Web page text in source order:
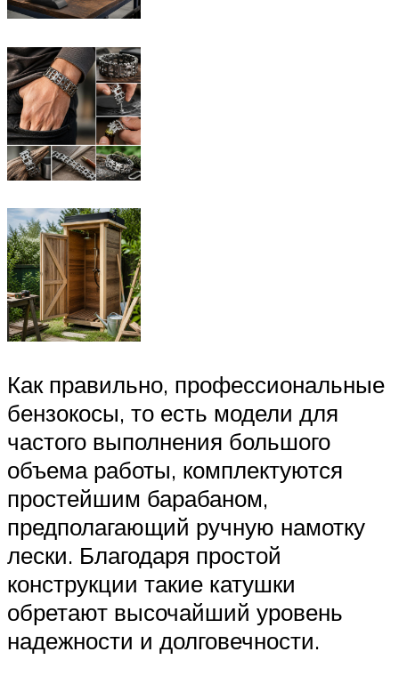
Как правильно, профессиональные
бензокосы, то есть модели для
частого выполнения большого
объема работы, комплектуются
простейшим барабаном,
предполагающий ручную намотку
лески. Благодаря простой
конструкции такие катушки
обретают высочайший уровень
надежности и долговечности.